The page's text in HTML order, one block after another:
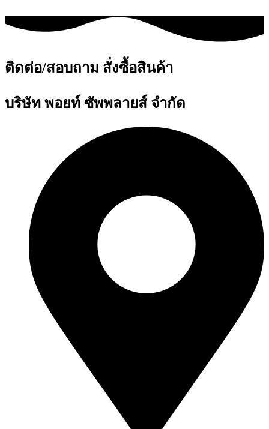
ติดต่อ/สอบถาม สั่งซื้อสินค้า
บริษัท พอยท์ ซัพพลายส์ จำกัด